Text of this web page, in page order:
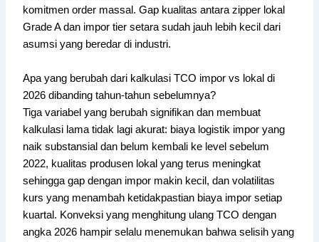
komitmen order massal. Gap kualitas antara zipper lokal
Grade A dan impor tier setara sudah jauh lebih kecil dari
asumsi yang beredar di industri.
Apa yang berubah dari kalkulasi TCO impor vs lokal di
2026 dibanding tahun-tahun sebelumnya?
Tiga variabel yang berubah signifikan dan membuat
kalkulasi lama tidak lagi akurat: biaya logistik impor yang
naik substansial dan belum kembali ke level sebelum
2022, kualitas produsen lokal yang terus meningkat
sehingga gap dengan impor makin kecil, dan volatilitas
kurs yang menambah ketidakpastian biaya impor setiap
kuartal. Konveksi yang menghitung ulang TCO dengan
angka 2026 hampir selalu menemukan bahwa selisih yang